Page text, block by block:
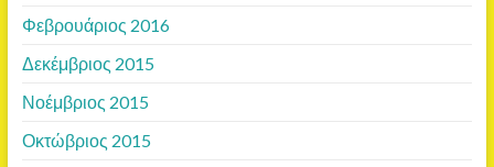
Φεβρουάριος 2016
Δεκέμβριος 2015
Νοέμβριος 2015
Οκτώβριος 2015